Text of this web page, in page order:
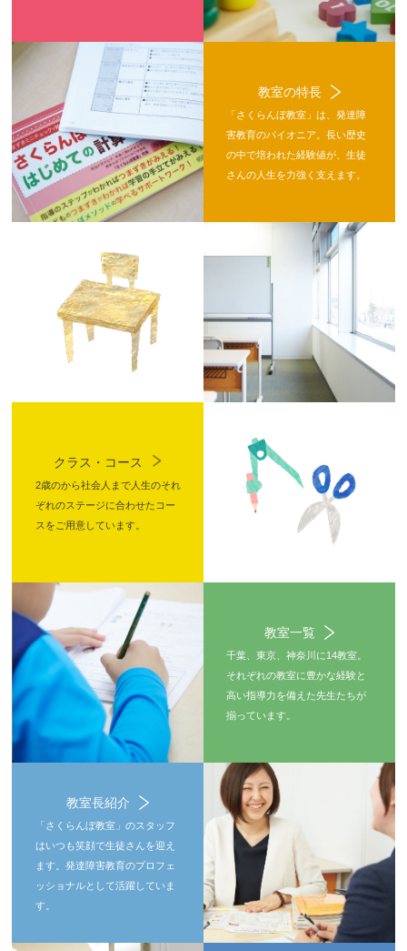
教室の特長
「さくらんぼ教室」は、発達障
害教育のパイオニア。長い歴史
の中で培われた経験値が、生徒
さんの人生を力強く支えます。
クラス・コース
2歳のから社会人まで人生のそれ
ぞれのステージに合わせたコー
スをご用意しています。
教室一覧
千葉、東京、神奈川に14教室。
それぞれの教室に豊かな経験と
高い指導力を備えた先生たちが
揃っています。
教室長紹介
「さくらんぼ教室」のスタッフ
はいつも笑顔で生徒さんを迎え
ます。発達障害教育のプロフェ
ッショナルとして活躍していま
す。